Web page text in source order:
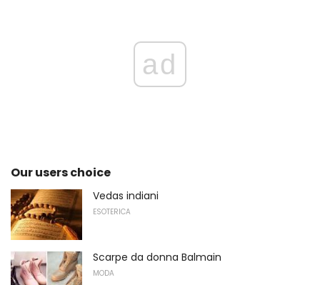
ad
Our users choice
Vedas indiani
ESOTERICA
Scarpe da donna Balmain
MODA